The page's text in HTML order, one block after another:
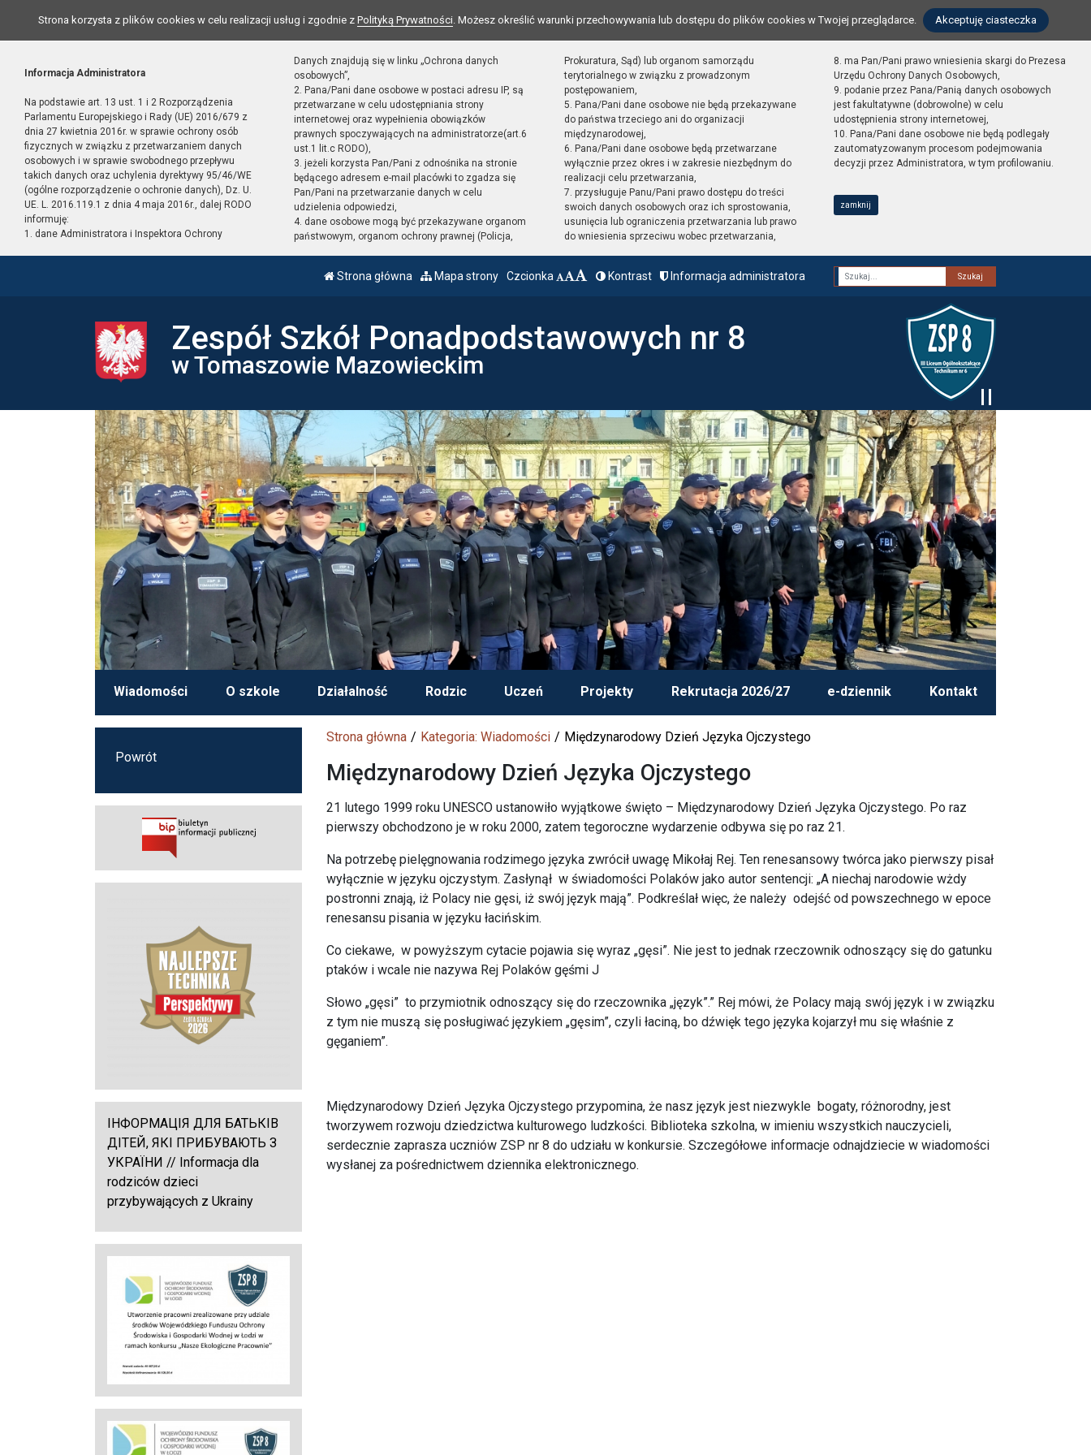
Strona korzysta z plików cookies w celu realizacji usług i zgodnie z Polityką Prywatności. Możesz określić warunki przechowywania lub dostępu do plików cookies w Twojej przeglądarce. Akceptuję ciasteczka
Informacja Administratora
Na podstawie art. 13 ust. 1 i 2 Rozporządzenia
Parlamentu Europejskiego i Rady (UE) 2016/679 z
dnia 27 kwietnia 2016r. w sprawie ochrony osób
fizycznych w związku z przetwarzaniem danych
osobowych i w sprawie swobodnego przepływu
takich danych oraz uchylenia dyrektywy 95/46/WE
(ogólne rozporządzenie o ochronie danych), Dz. U.
UE. L. 2016.119.1 z dnia 4 maja 2016r., dalej RODO
informuję:
1. dane Administratora i Inspektora Ochrony
Danych znajdują się w linku „Ochrona danych
osobowych”,
2. Pana/Pani dane osobowe w postaci adresu IP, są
przetwarzane w celu udostępniania strony
internetowej oraz wypełnienia obowiązków
prawnych spoczywających na administratorze(art.6
ust.1 lit.c RODO),
3. jeżeli korzysta Pan/Pani z odnośnika na stronie
będącego adresem e-mail placówki to zgadza się
Pan/Pani na przetwarzanie danych w celu
udzielenia odpowiedzi,
4. dane osobowe mogą być przekazywane organom
państwowym, organom ochrony prawnej (Policja,
Prokuratura, Sąd) lub organom samorządu
terytorialnego w związku z prowadzonym
postępowaniem,
5. Pana/Pani dane osobowe nie będą przekazywane
do państwa trzeciego ani do organizacji
międzynarodowej,
6. Pana/Pani dane osobowe będą przetwarzane
wyłącznie przez okres i w zakresie niezbędnym do
realizacji celu przetwarzania,
7. przysługuje Panu/Pani prawo dostępu do treści
swoich danych osobowych oraz ich sprostowania,
usunięcia lub ograniczenia przetwarzania lub prawo
do wniesienia sprzeciwu wobec przetwarzania,
8. ma Pan/Pani prawo wniesienia skargi do Prezesa
Urzędu Ochrony Danych Osobowych,
9. podanie przez Pana/Panią danych osobowych
jest fakultatywne (dobrowolne) w celu
udostępnienia strony internetowej,
10. Pana/Pani dane osobowe nie będą podlegały
zautomatyzowanym procesom podejmowania
decyzji przez Administratora, w tym profilowaniu.
zamknij
Strona główna Mapa strony Czcionka Kontrast Informacja administratora
Fraza
Zespół Szkół Ponadpodstawowych nr 8
w Tomaszowie Mazowieckim
Wiadomości O szkole Działalność Rodzic Uczeń Projekty Rekrutacja 2026/27 e-dziennik Kontakt
Strona główna Kategoria: Wiadomości Międzynarodowy Dzień Języka Ojczystego
Międzynarodowy Dzień Języka Ojczystego
21 lutego 1999 roku UNESCO ustanowiło wyjątkowe święto – Międzynarodowy Dzień Języka Ojczystego. Po raz
pierwszy obchodzono je w roku 2000, zatem tegoroczne wydarzenie odbywa się po raz 21.
Na potrzebę pielęgnowania rodzimego języka zwrócił uwagę Mikołaj Rej. Ten renesansowy twórca jako pierwszy pisał
wyłącznie w języku ojczystym. Zasłynął w świadomości Polaków jako autor sentencji: „A niechaj narodowie wżdy
postronni znają, iż Polacy nie gęsi, iż swój język mają”. Podkreślał więc, że należy odejść od powszechnego w epoce
renesansu pisania w języku łacińskim.
Co ciekawe, w powyższym cytacie pojawia się wyraz „gęsi”. Nie jest to jednak rzeczownik odnoszący się do gatunku
ptaków i wcale nie nazywa Rej Polaków gęśmi J
Słowo „gęsi” to przymiotnik odnoszący się do rzeczownika „język”.” Rej mówi, że Polacy mają swój język i w związku
z tym nie muszą się posługiwać językiem „gęsim”, czyli łaciną, bo dźwięk tego języka kojarzył mu się właśnie z
gęganiem”.
Międzynarodowy Dzień Języka Ojczystego przypomina, że nasz język jest niezwykle bogaty, różnorodny, jest
tworzywem rozwoju dziedzictwa kulturowego ludzkości. Biblioteka szkolna, w imieniu wszystkich nauczycieli,
serdecznie zaprasza uczniów ZSP nr 8 do udziału w konkursie. Szczegółowe informacje odnajdziecie w wiadomości
wysłanej za pośrednictwem dziennika elektronicznego.
Powrót
ІНФОРМАЦІЯ ДЛЯ БАТЬКІВ
ДІТЕЙ, ЯКІ ПРИБУВАЮТЬ З
УКРАЇНИ // Informacja dla
rodziców dzieci
przybywających z Ukrainy